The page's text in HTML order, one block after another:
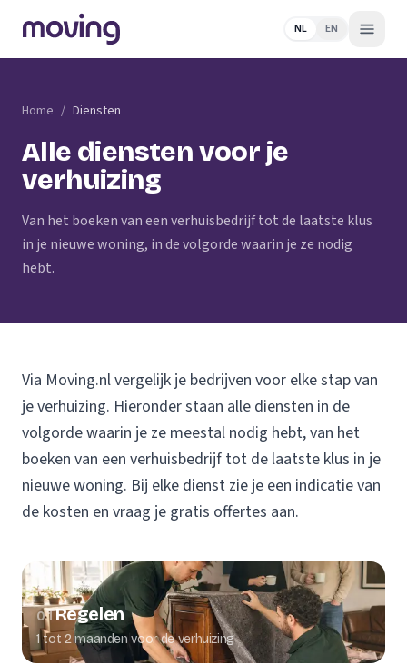
NL EN
Home / Diensten
Alle diensten voor je
verhuizing
Van het boeken van een verhuisbedrijf tot de laatste klus
in je nieuwe woning, in de volgorde waarin je ze nodig
hebt.
Via Moving.nl vergelijk je bedrijven voor elke stap van
je verhuizing. Hieronder staan alle diensten in de
volgorde waarin je ze meestal nodig hebt, van het
boeken van een verhuisbedrijf tot de laatste klus in je
nieuwe woning. Bij elke dienst zie je een indicatie van
de kosten en vraag je gratis offertes aan.
01Regelen
1 tot 2 maanden voor de verhuizing